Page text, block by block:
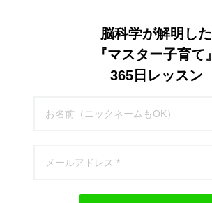
脳科学が解明した
『マスター子育て』
365日レッスン